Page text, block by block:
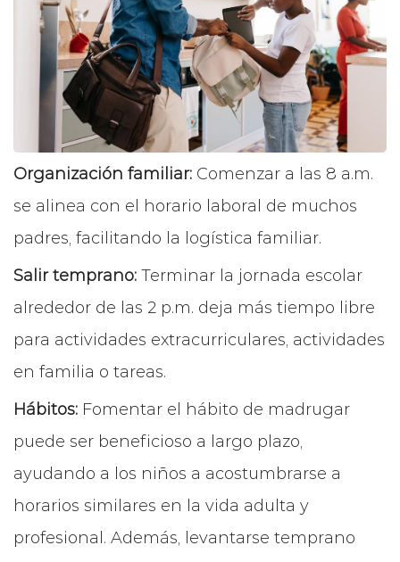
Organización familiar: Comenzar a las 8 a.m.
se alinea con el horario laboral de muchos
padres, facilitando la logística familiar.
Salir temprano: Terminar la jornada escolar
alrededor de las 2 p.m. deja más tiempo libre
para actividades extracurriculares, actividades
en familia o tareas.
Hábitos: Fomentar el hábito de madrugar
puede ser beneficioso a largo plazo,
ayudando a los niños a acostumbrarse a
horarios similares en la vida adulta y
profesional. Además, levantarse temprano